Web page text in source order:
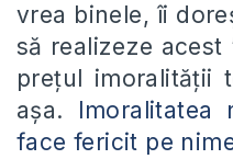
vrea binele, îi
să realizeze acest
prețul imoralității
așa.
face fericit pe